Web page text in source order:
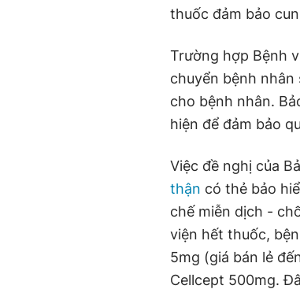
thuốc đảm bảo
Trường hợp Bệnh
chuyển bệnh
cho bệnh nhân.
hiện để đảm bảo
Việc đề nghị của
thận có thẻ bảo
chế miễn dịch -
viện hết thuốc,
5mg (giá bán lẻ
Cellcept 500mg.